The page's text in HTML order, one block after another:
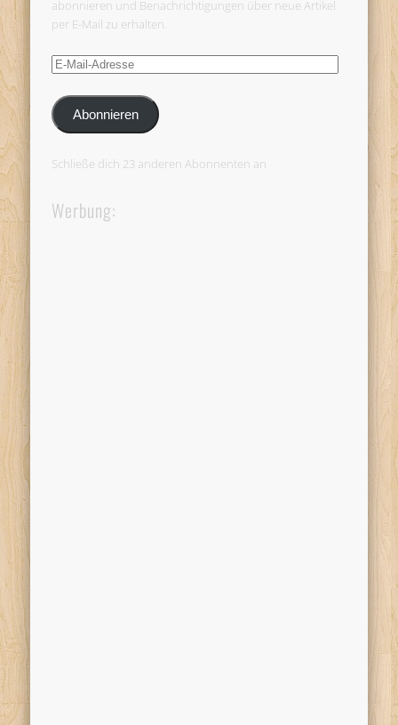
abonnieren und Benachrichtigungen über neue Artikel
per E-Mail zu erhalten.
E-
Adresse
Abonnieren
Schließe dich 23 anderen Abonnenten an
Werbung: